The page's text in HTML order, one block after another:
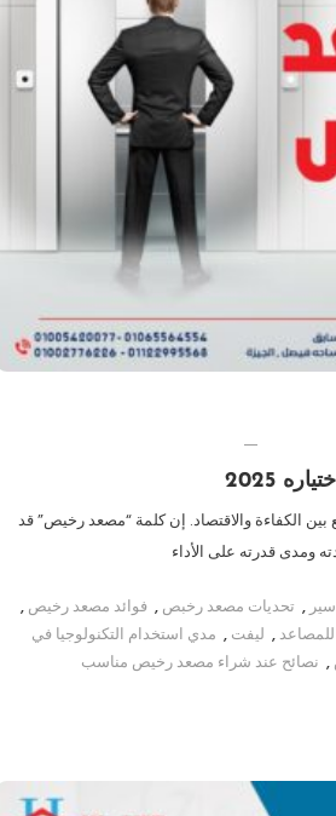
2025
الكفاءة والاقتصاد. إن كلمة “مصعد رخيص” قد
ومدى قدرته على الأداء
, تحديات مصعد رخبص , فوائد مصعد رخيص ,
للمصاعد , ليفت , مدي استخدام التكنولوجيا في
, نصائح عند شراء مصعد رخيص مناسب